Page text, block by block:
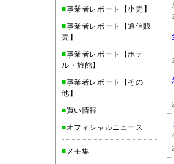
■事業者レポート【小売】
■事業者レポート【通信販
売】
■事業者レポート【ホテ
ル・旅館】
■事業者レポート【その
他】
■買い情報
■オフィシャルニュース
■ メモ集